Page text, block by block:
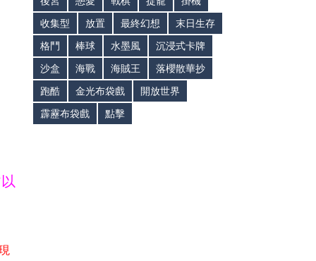
收集型
放置 最終幻想
末日生存
格鬥
棒球 水墨風
沉浸式卡牌
沙盒
海戰 海賊王
落櫻散華抄
跑酷
金光布袋戲
開放世界
霹靂布袋戲
點擊